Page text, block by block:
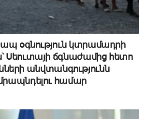
օգնություն կտրամադրի
Սեուտայի ճգնաժամից հետո
անվտանգությունն
համար